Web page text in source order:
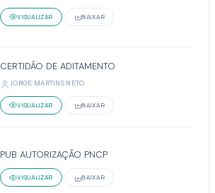
VISUALIZAR BAIXAR
CERTIDÃO DE ADITAMENTO
JORGE MARTINS NETO
VISUALIZAR BAIXAR
PUB AUTORIZAÇÃO PNCP
VISUALIZAR BAIXAR